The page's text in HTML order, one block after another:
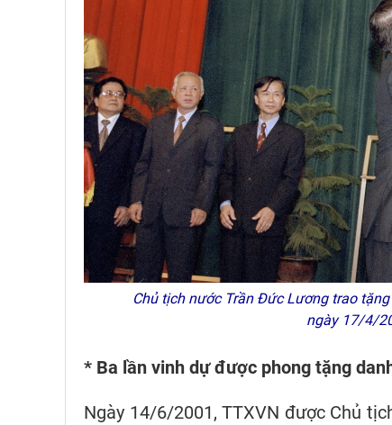
Chủ tịch nước Trần Đức Lương trao
ngày 17/4/
* Ba lần vinh dự được phong tặng
Ngày 14/6/2001, TTXVN được Chủ